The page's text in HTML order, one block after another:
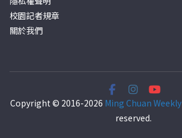
校園記者規章
關於我們
Copyright © 2016-2026 Ming Chuan
reserved.